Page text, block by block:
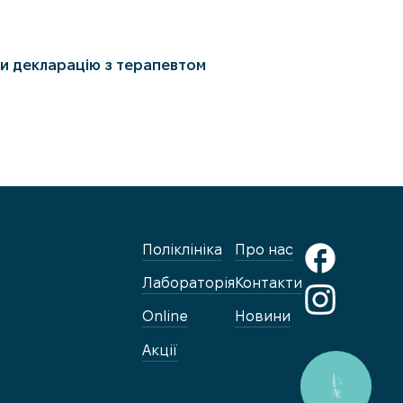
декларацію з терапевтом
Поліклініка
Лабораторія
Online
Акції
Про нас
Контакти
Новини
КНОПКА
ЗВ'ЯЗКУ